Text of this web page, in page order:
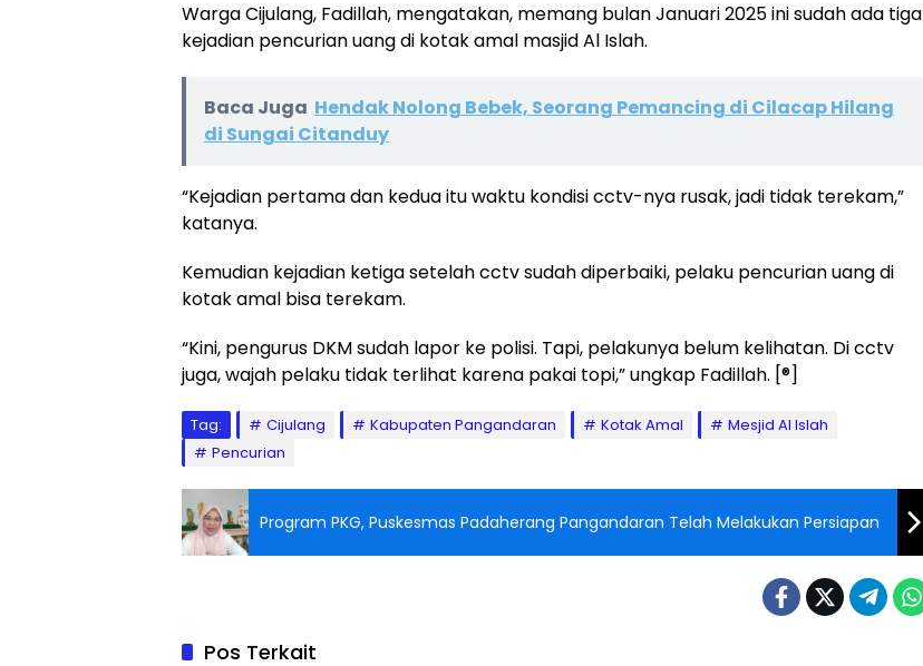
Warga Cijulang, Fadillah, mengatakan, memang bulan Januari 2025 ini sudah ada tiga
kejadian pencurian uang di kotak amal masjid Al Islah.
Baca Juga Hendak Nolong Bebek, Seorang Pemancing di Cilacap Hilang
di Sungai Citanduy
“Kejadian pertama dan kedua itu waktu kondisi cctv-nya rusak, jadi tidak terekam,”
katanya.
Kemudian kejadian ketiga setelah cctv sudah diperbaiki, pelaku pencurian uang di
kotak amal bisa terekam.
“Kini, pengurus DKM sudah lapor ke polisi. Tapi, pelakunya belum kelihatan. Di cctv
juga, wajah pelaku tidak terlihat karena pakai topi,” ungkap Fadillah. [®]
Tag: Cijulang Kabupaten Pangandaran Kotak Amal
Mesjid Al Islah
Pencurian
Program PKG, Puskesmas Padaherang Pangandaran Telah Melakukan Persiapan
Pos Terkait